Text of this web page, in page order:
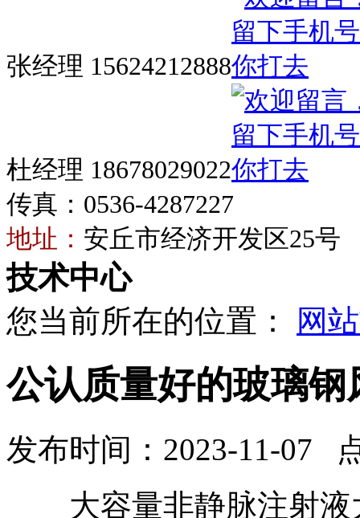
张经理 15624212888
杜经理 18678029022
传真：0536-4287227
地址： 安丘市经济开发区25号
技术中心
您当前所在的位置：
网
公认质量好的玻璃钢
发布时间：2023-11-07
大容量非静脉注射液